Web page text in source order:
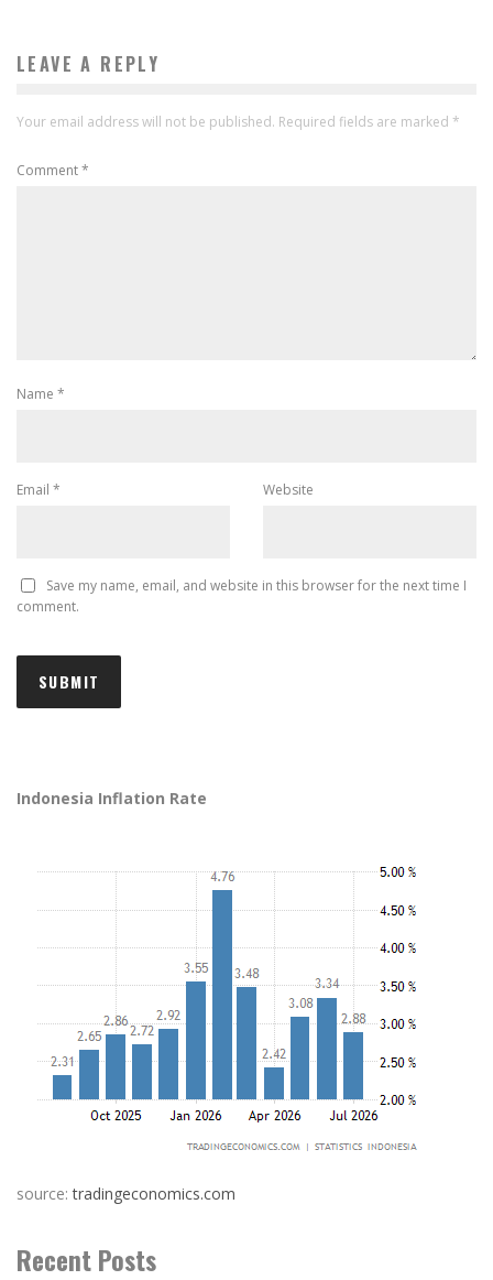
LEAVE A REPLY
Your email address will not be published. Required fields are marked *
Comment*
Name *
Email * Website
Save my name, email, and website in this browser for the next time I
comment.
Indonesia Inflation Rate
source:tradingeconomics.com
Recent Posts